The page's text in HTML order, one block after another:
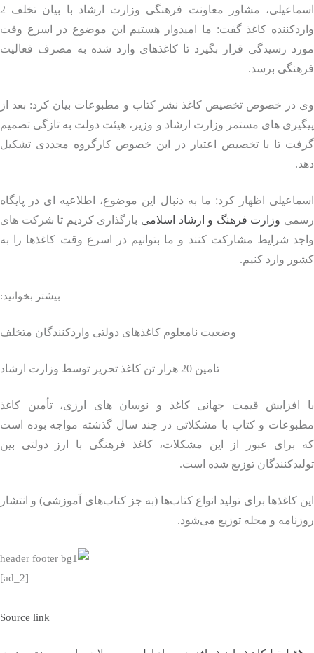
اسماعیلی، مشاور معاونت فرهنگی وزارت ارشاد با بیان تخلف 2
کاغذ گفت: ما امیدوار هستیم این موضوع در اسرع وقت
رسیدگی قرار بگیرد تا کاغذ‌های وارد شده به مصرف فعالیت
برسد.
در خصوص تخصیص کاغذ نشر کتاب و مطبوعات بیان کرد: بعد از
های مستمر وزارت ارشاد و وزیر، هیئت دولت به تازگی تصمیم
تا با تخصیص اعتبار در این خصوص کارگروه مجددی تشکیل
اظهار کرد: ما به دنبال این موضوع، اطلاعیه‌ ای در پایگاه
وزارت فرهنگ و ارشاد اسلامیبارگذاری کردیم تا شرکت‌ های
شرایط مشارکت کنند و ما بتوانیم در اسرع وقت کاغذ‌ها را به
وارد کنیم.
بیشتر بخوانید:
وضعیت نامعلوم کاغذهای دولتی واردکنندگان متخلف
تامین 20 هزار تن کاغذ تحریر توسط وزارت ارشاد
افزایش قیمت جهانی کاغذ و نوسان‌ های ارزی، تأمین کاغذ
و کتاب با مشکلاتی در چند سال گذشته مواجه بوده است
برای عبور از این مشکلات، کاغذ فرهنگی با ارز دولتی بین
توزیع شده است.
کاغذ‌ها برای تولید انواع کتاب‌ها (به جز کتاب‌های آموزشی) و انتشار
و مجله توزیع می‌شود.
Source link